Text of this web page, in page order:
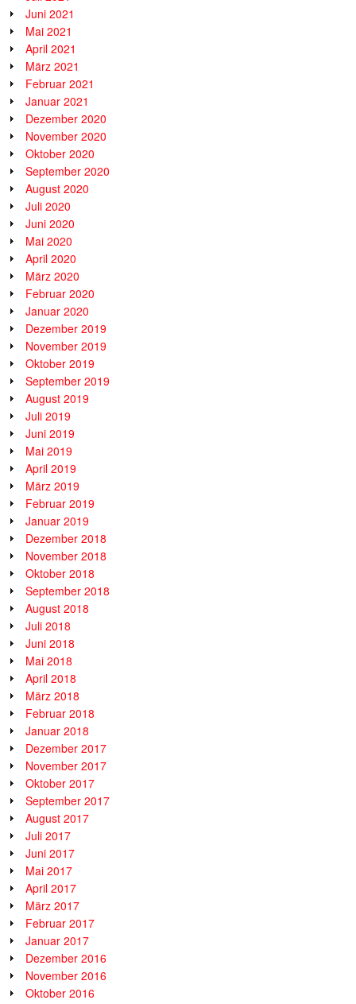
Juni 2021
Mai 2021
April 2021
März 2021
Februar 2021
Januar 2021
Dezember 2020
November 2020
Oktober 2020
September 2020
August 2020
Juli 2020
Juni 2020
Mai 2020
April 2020
März 2020
Februar 2020
Januar 2020
Dezember 2019
November 2019
Oktober 2019
September 2019
August 2019
Juli 2019
Juni 2019
Mai 2019
April 2019
März 2019
Februar 2019
Januar 2019
Dezember 2018
November 2018
Oktober 2018
September 2018
August 2018
Juli 2018
Juni 2018
Mai 2018
April 2018
März 2018
Februar 2018
Januar 2018
Dezember 2017
November 2017
Oktober 2017
September 2017
August 2017
Juli 2017
Juni 2017
Mai 2017
April 2017
März 2017
Februar 2017
Januar 2017
Dezember 2016
November 2016
Oktober 2016